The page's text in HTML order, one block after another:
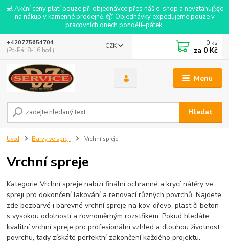
💻 Akční ceny platí pouze při objednávce přes náš e-shop a nevztahují se
na nákup v kamenné prodejně. 📦 Objednávky expedujeme pouze v
pracovních dnech pondělí–pátek.
Menu
CZK
Hledat
+420775654704
(Po-Pá, 8-16 hod.)
0 ks
za 0 Kč
Úvod Barvy ve spreji Vrchní spreje
Vrchní spreje
Kategorie Vrchní spreje nabízí finální ochranné a krycí nátěry ve
spreji pro dokončení lakování a renovací různých povrchů. Najdete
zde bezbarvé i barevné vrchní spreje na kov, dřevo, plast či beton
s vysokou odolností a rovnoměrným rozstřikem. Pokud hledáte
kvalitní vrchní spreje pro profesionální vzhled a dlouhou životnost
povrchu, tady získáte perfektní zakončení každého projektu.